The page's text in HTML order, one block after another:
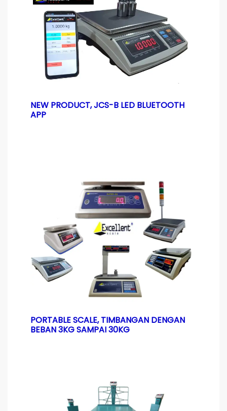
NEW PRODUCT, JCS-B LED BLUETOOTH
APP
PORTABLE SCALE, TIMBANGAN DENGAN
BEBAN 3KG SAMPAI 30KG